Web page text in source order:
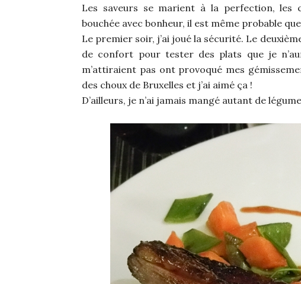
Les saveurs se marient à la perfection, les
bouchée avec bonheur, il est même probable
Le premier soir, j’ai joué la sécurité. Le
de confort pour tester des plats que je
m’attiraient pas ont provoqué mes
des choux de Bruxelles et j’ai aimé ça !
D’ailleurs, je n’ai jamais mangé autant de